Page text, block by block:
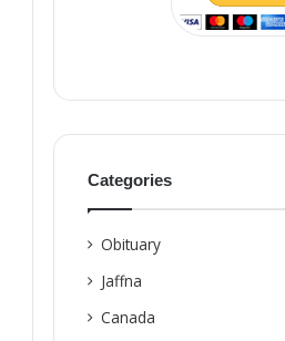
Categories
Obituary
Jaffna
Canada